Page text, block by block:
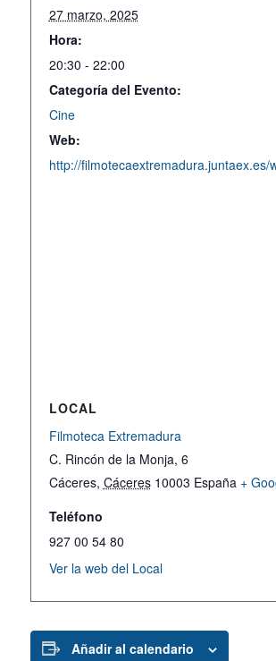
27 marzo, 2025
Hora:
20:30 - 22:00
Categoría del Evento:
Cine
Web:
http://filmotecaextremadura.juntaex.es/
LOCAL
Filmoteca Extremadura
C. Rincón de la Monja, 6
Cáceres, Cáceres 10003 España +
Teléfono
927 00 54 80
Ver la web del Local
Añadir al calendario